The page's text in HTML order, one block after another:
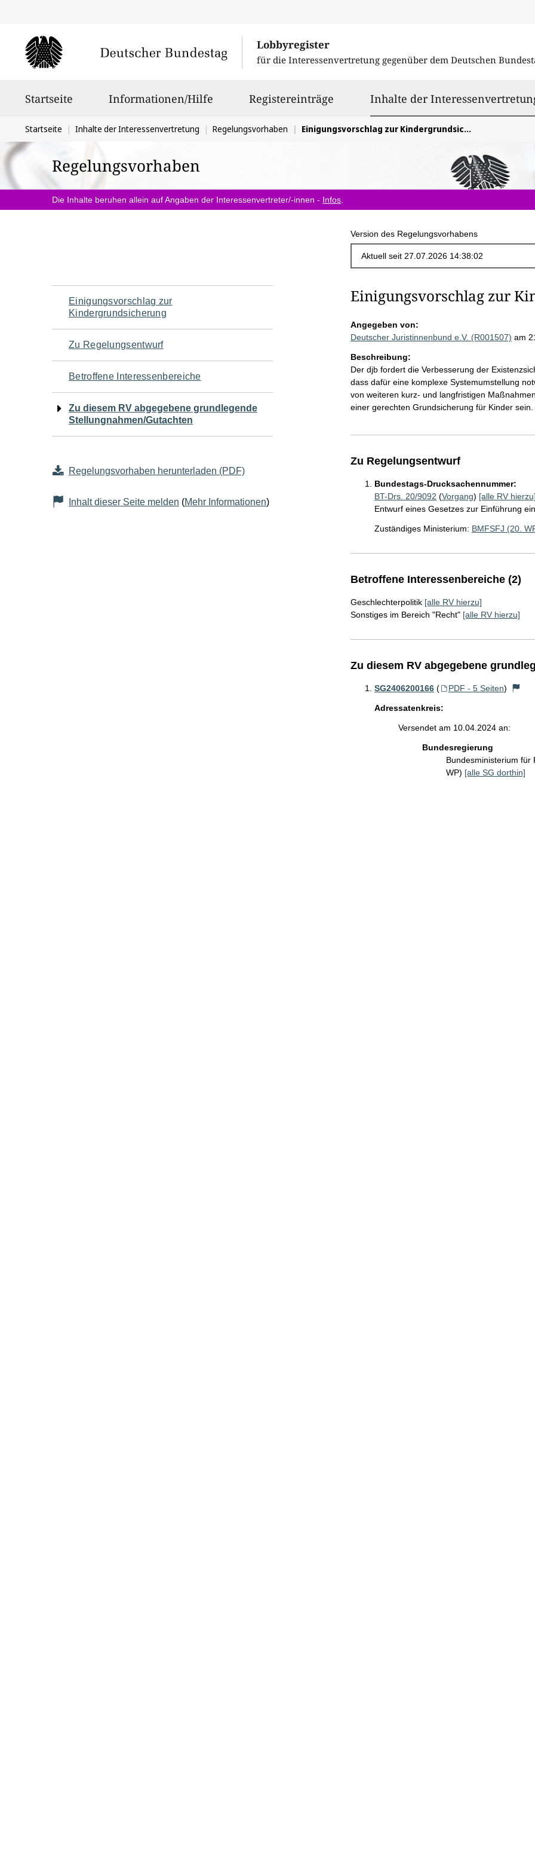
Lobbyregister
für die Interessenvertretung gegenüber dem Deutschen
Startseite Informationen/Hilfe Registereinträge Inhalte der
Sie
befinden
sich
hier:
Startseite Inhalte der Interessenvertretung Regelungsvorhaben Einigungsvorschlag zur Kindergrundsicherung
Regelungsvorhaben
Die Inhalte beruhen allein auf Angaben der Interessenvertreter/-innen - Infos
Version des Regelungsvorhabens
Navigation
für
den
Seiteninhalt
Einigungsvorschlag zur
Kindergrundsicherung
Zu Regelungsentwurf
Betroffene Interessenbereiche
Zu diesem RV abgegebene grundlegende
Stellungnahmen/Gutachten
Regelungsvorhaben herunterladen (PDF)
Inhalt dieser Seite melden (Mehr Informationen)
Einigungsvorschlag zur
Angegeben von:
Deutscher Juristinnenbund e.V. (R001507) am
Beschreibung:
Der djb fordert die Verbesserung der
dass dafür eine komplexe Systemumstellung
von weiteren kurz- und langfristigen
einer gerechten Grundsicherung für Kinder sein.
Zu Regelungsentwurf
Bundestags-Drucksachennummer:
BT-Drs. 20/9092 (Vorgang) [alle RV
Entwurf eines Gesetzes zur Einführung
Zuständiges Ministerium: BMFSFJ (20.
Betroffene Interessenbereiche (2)
Geschlechterpolitik [alle RV hierzu]
Sonstiges im Bereich "Recht" [alle RV hierzu]
Zu diesem RV abgegebene
SG2406200166 ( PDF - 5 Seiten)
Adressatenkreis:
Versendet am 10.04.2024 an:
Bundesregierung
Bundesministerium für
WP) [alle SG dorthin]